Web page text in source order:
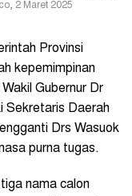
2 Maret 2025
Provinsi
kepemimpinan
Gubernur Dr
Sekretaris Daerah
Drs Wasuok
purna tugas.
nama calon